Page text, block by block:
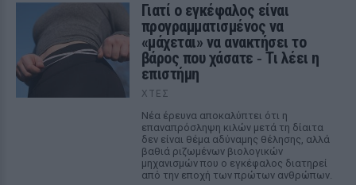
Γιατί ο εγκέφαλος είναι
προγραμματισμένος να
«μάχεται» να ανακτήσει το
βάρος που χάσατε ‑ Τι λέει η
επιστήμη
ΧΤΕΣ
Νέα έρευνα αποκαλύπτει ότι η
επαναπρόσληψη κιλών μετά τη δίαιτα
δεν είναι θέμα αδύναμης θέλησης, αλλά
βαθιά ριζωμένων βιολογικών
μηχανισμών που ο εγκέφαλος διατηρεί
από την εποχή των πρώτων ανθρώπων.